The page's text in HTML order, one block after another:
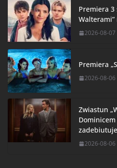
Premiera 3
2026-08-07
Premiera
2026-08-06
Zwiastun
2026-08-06